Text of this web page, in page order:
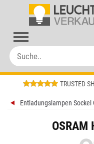
TRUSTED
Entladungslampen Sockel
OSRAM